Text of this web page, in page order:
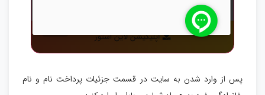
پس از وارد شدن به سایت در قسمت جزئیات پرداخت نام و نام